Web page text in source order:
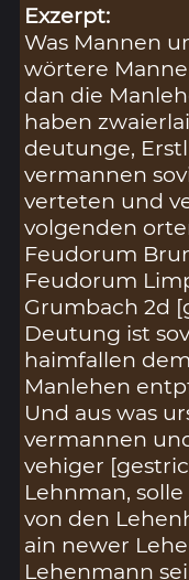
Exzerpt:
Was Mannen
wörtere
dan die
haben
deutunge,
vermannen
verteten und
volgenden
Feudorum Brun
Feudorum
Grumbach 2d
Deutung ist
haimfallen
Manlehen
Und aus was
vermannen
vehiger
Lehnman,
von den
ain newer
Lehenmann